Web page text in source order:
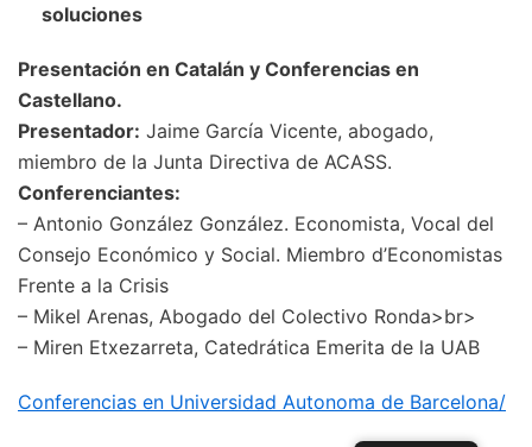
soluciones
Presentación en Catalán y Conferencias en
Castellano.
Presentador: Jaime García Vicente, abogado,
miembro de la Junta Directiva de ACASS.
Conferenciantes:
– Antonio González González. Economista, Vocal del
Consejo Económico y Social. Miembro d’Economistas
Frente a la Crisis
– Mikel Arenas, Abogado del Colectivo Ronda>br>
– Miren Etxezarreta, Catedrática Emerita de la UAB
Conferencias en Universidad Autonoma de Barcelona/